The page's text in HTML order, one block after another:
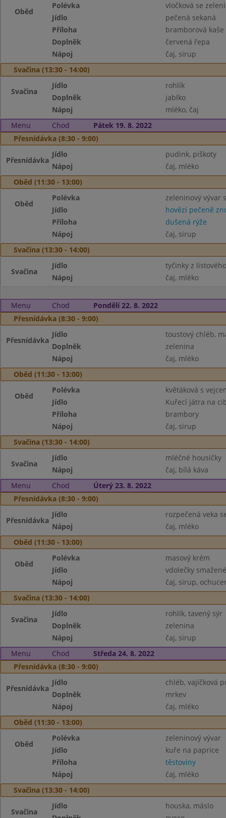
Oběd
Polévka
vločková se
Jídlo
pečená sekaná
Příloha
bramborová kaše
Doplněk
červená řepa
Nápoj
čaj, sirup
Svačina (13:30 - 14:00)
Svačina
Jídlo
rohlík
Doplněk
jablko
Nápoj
mléko, čaj
Menu
Chod
Pátek 19. 8. 2022
Přesnídávka (8:30 - 9:00)
Přesnídávka
Jídlo
pudink, piškoty
Nápoj
čaj, mléko
Oběd (11:30 - 13:00)
Oběd
Polévka
zeleninový vývar
Jídlo
hovězí pečeně
Příloha
dušená rýže
Nápoj
čaj, sirup
Svačina (13:30 - 14:00)
Svačina
Jídlo
tyčinky z
Nápoj
čaj, mléko
Menu Chod
Pondělí 22. 8. 2022
Přesnídávka (8:30 - 9:00)
Přesnídávka
Jídlo
toustový chléb,
Doplněk
zelenina
Nápoj
čaj, mléko
Oběd (11:30 - 13:00)
Oběd
Polévka
květáková s
Jídlo
Kuřecí játra na
Příloha
brambory
Nápoj
čaj, sirup
Svačina (13:30 - 14:00)
Svačina
Jídlo
mléčné housičky
Nápoj
čaj, bílá káva
Menu
Chod
Úterý 23. 8. 2022
Přesnídávka (8:30 - 9:00)
Přesnídávka
Jídlo
rozpečená veka
Nápoj
čaj, mléko
Oběd (11:30 - 13:00)
Oběd
Polévka
masový krém
Jídlo
vdolečky
Nápoj
čaj, sirup,
Svačina (13:30 - 14:00)
Svačina
Jídlo
rohlík, tavený sýr
Doplněk
zelenina
Nápoj
čaj, sirup
Menu
Chod
Středa 24. 8. 2022
Přesnídávka (8:30 - 9:00)
Přesnídávka
Jídlo
chléb, vajíčková
Doplněk
mrkev
Nápoj
čaj, mléko
Oběd (11:30 - 13:00)
Oběd
Polévka
zeleninový vývar
Jídlo
kuře na paprice
Příloha
těstoviny
Nápoj
čaj, mléko
Svačina (13:30 - 14:00)
Svačina
Jídlo
houska, máslo